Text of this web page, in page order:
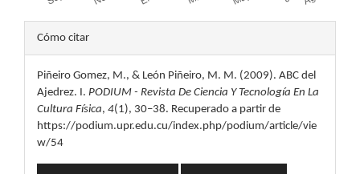
Detalles
del
artículo
Cómo citar
Piñeiro Gomez, M., & León Piñeiro, M. M. (2009). ABC del
Ajedrez. I. PODIUM - Revista De Ciencia Y Tecnología En La
Cultura Física, 4(1), 30–38. Recuperado a partir de
https://podium.upr.edu.cu/index.php/podium/article/vie
w/54